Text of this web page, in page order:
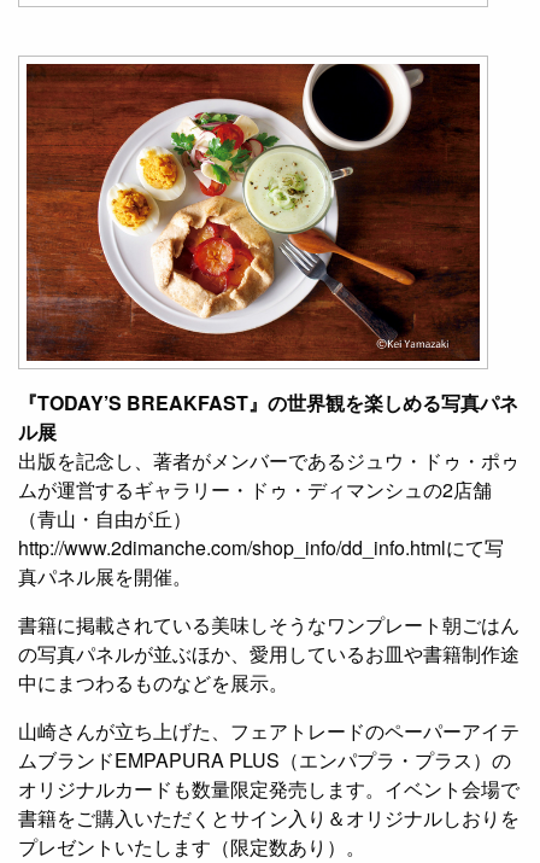
『TODAY’S BREAKFAST』の世界観を楽しめる写真パネ
ル展
出版を記念し、著者がメンバーであるジュウ・ドゥ・ポゥ
ムが運営するギャラリー・ドゥ・ディマンシュの2店舗
（青山・自由が丘）
http://www.2dimanche.com/shop_info/dd_info.htmlにて写
真パネル展を開催。
書籍に掲載されている美味しそうなワンプレート朝ごはん
の写真パネルが並ぶほか、愛用しているお皿や書籍制作途
中にまつわるものなどを展示。
山崎さんが立ち上げた、フェアトレードのペーパーアイテ
ムブランドEMPAPURA PLUS（エンパプラ・プラス）の
オリジナルカードも数量限定発売します。イベント会場で
書籍をご購入いただくとサイン入り＆オリジナルしおりを
プレゼントいたします（限定数あり）。